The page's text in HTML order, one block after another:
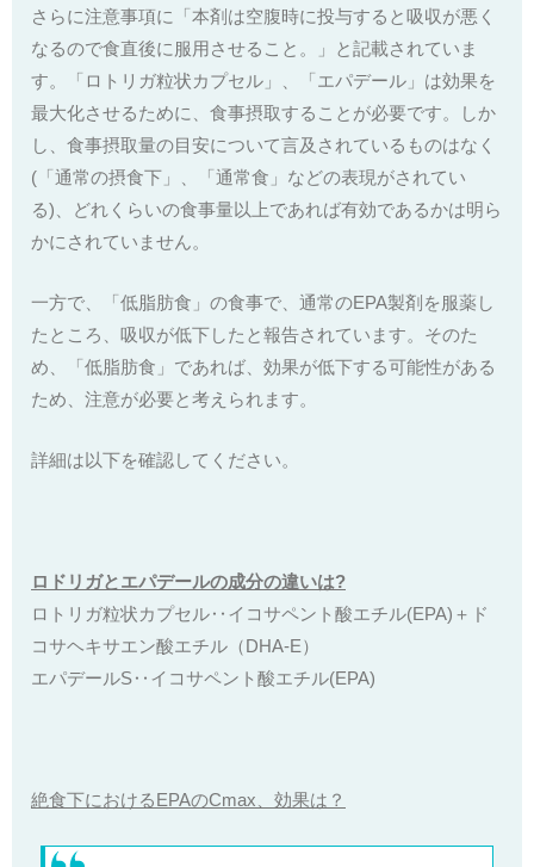
さらに注意事項に「本剤は空腹時に投与すると吸収が悪く
なるので食直後に服用させること。」と記載されていま
す。「ロトリガ粒状カプセル」、「エパデール」は効果を
最大化させるために、食事摂取することが必要です。しか
し、食事摂取量の目安について言及されているものはなく
(「通常の摂食下」、「通常食」などの表現がされてい
る)、どれくらいの食事量以上であれば有効であるかは明ら
かにされていません。
一方で、「低脂肪食」の食事で、通常のEPA製剤を服薬し
たところ、吸収が低下したと報告されています。そのた
め、「低脂肪食」であれば、効果が低下する可能性がある
ため、注意が必要と考えられます。
詳細は以下を確認してください。
ロドリガとエパデールの成分の違いは?
ロトリガ粒状カプセル‥イコサペント酸エチル(EPA)＋ド
コサヘキサエン酸エチル（DHA-E）
エパデールS‥イコサペント酸エチル(EPA)
絶食下におけるEPAのCmax、効果は？